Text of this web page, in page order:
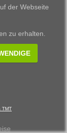
CARUSO
der Webseite
zu erhalten.
TMT